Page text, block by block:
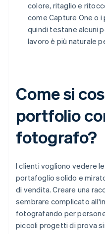
colore, ritaglio e
come Capture One o
quindi testane alcuni
lavoro è più naturale
Come si
portfolio
fotografo?
I clienti vogliono vedere
portafoglio solido e
di vendita. Creare una
sembrare complicato
fotografando per
piccoli progetti di prova